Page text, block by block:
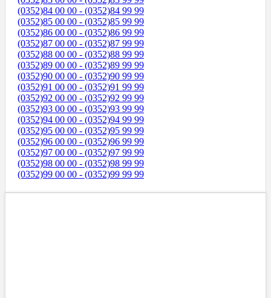
(0352)84 00 00 - (0352)84 99 99
(0352)85 00 00 - (0352)85 99 99
(0352)86 00 00 - (0352)86 99 99
(0352)87 00 00 - (0352)87 99 99
(0352)88 00 00 - (0352)88 99 99
(0352)89 00 00 - (0352)89 99 99
(0352)90 00 00 - (0352)90 99 99
(0352)91 00 00 - (0352)91 99 99
(0352)92 00 00 - (0352)92 99 99
(0352)93 00 00 - (0352)93 99 99
(0352)94 00 00 - (0352)94 99 99
(0352)95 00 00 - (0352)95 99 99
(0352)96 00 00 - (0352)96 99 99
(0352)97 00 00 - (0352)97 99 99
(0352)98 00 00 - (0352)98 99 99
(0352)99 00 00 - (0352)99 99 99